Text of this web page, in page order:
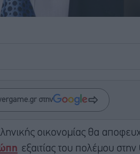
στην
οικονομίας θα
εξαιτίας του πολέμου